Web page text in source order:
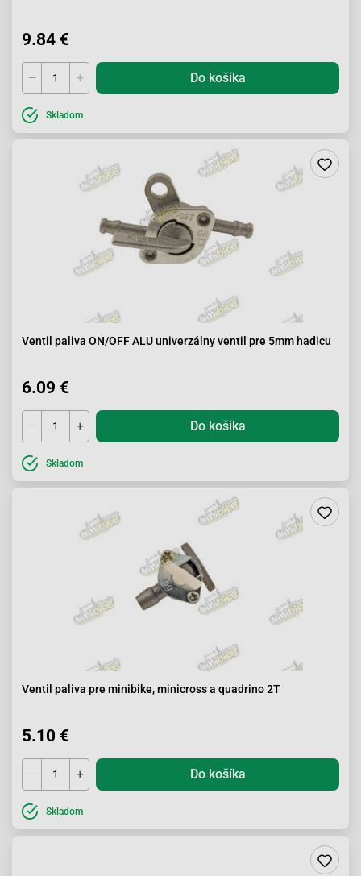
9.84 €
Do košíka
Skladom
Ventil paliva ON/OFF ALU univerzálny ventil pre 5mm hadicu
6.09 €
Do košíka
Skladom
Ventil paliva pre minibike, minicross a quadrino 2T
5.10 €
Do košíka
Skladom